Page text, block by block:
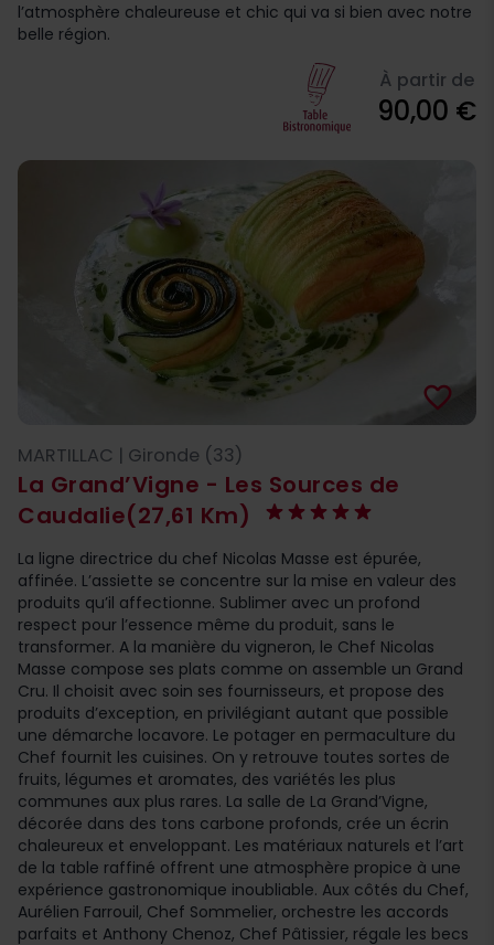
l’atmosphère chaleureuse et chic qui va si bien avec notre
belle région.
À partir de
90,00 €
La Grand’Vigne - Les Sources de
Caudalie(27,61 Km)
favorite_border
MARTILLAC | Gironde (33)
La ligne directrice du chef Nicolas Masse est épurée,
affinée. L’assiette se concentre sur la mise en valeur des
produits qu’il affectionne. Sublimer avec un profond
respect pour l’essence même du produit, sans le
transformer. A la manière du vigneron, le Chef Nicolas
Masse compose ses plats comme on assemble un Grand
Cru. Il choisit avec soin ses fournisseurs, et propose des
produits d’exception, en privilégiant autant que possible
une démarche locavore. Le potager en permaculture du
Chef fournit les cuisines. On y retrouve toutes sortes de
fruits, légumes et aromates, des variétés les plus
communes aux plus rares. La salle de La Grand’Vigne,
décorée dans des tons carbone profonds, crée un écrin
chaleureux et enveloppant. Les matériaux naturels et l’art
de la table raffiné offrent une atmosphère propice à une
expérience gastronomique inoubliable. Aux côtés du Chef,
Aurélien Farrouil, Chef Sommelier, orchestre les accords
parfaits et Anthony Chenoz, Chef Pâtissier, régale les becs